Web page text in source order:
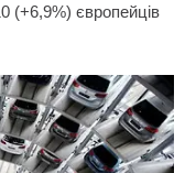
(+6,9%) європейців